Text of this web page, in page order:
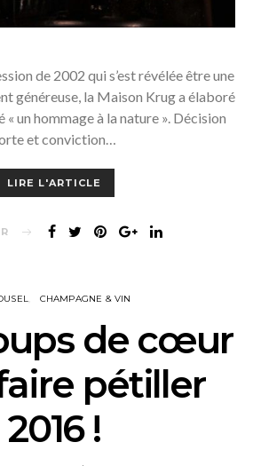
de 2002 qui s’est révélée être une
généreuse, la Maison Krug a élaboré
un hommage à la nature ». Décision
et conviction…
LIRE L'ARTICLE
CHAMPAGNE & VIN
de cœur
pétiller
2016 !